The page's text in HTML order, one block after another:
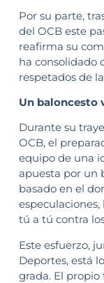
Por su parte,
del OCB este
reafirma su
ha consolidado
respetados de
Un baloncesto
Durante su
OCB, el
equipo de una
apuesta por un
basado en el
tú a tú contra
Este esfuerzo,
Deportes, está
grada. El